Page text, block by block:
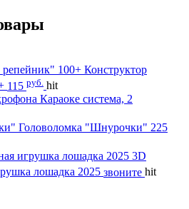
Конструктор
115 руб. hit
Караоке система, 2
Головоломка "Шнурочки" 225
3D
лошадка 2025 звоните hit